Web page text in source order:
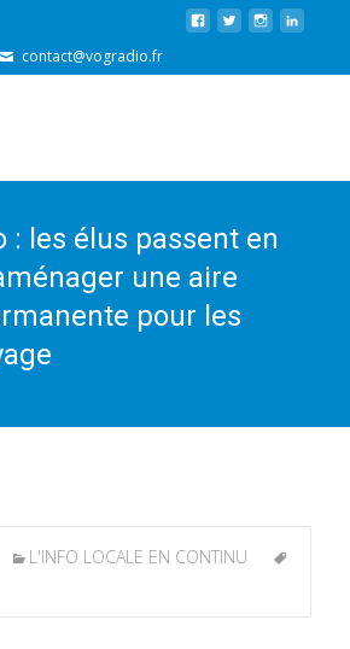
contact@vogradio.fr
: les élus passent en
une aire
pour les
L'INFO LOCALE EN CONTINU